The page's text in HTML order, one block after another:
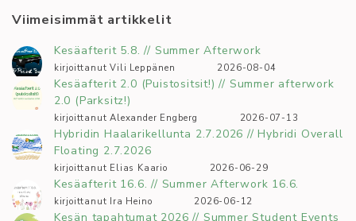
Viimeisimmät artikkelit
Kesäafterit 5.8. // Summer Afterwork
kirjoittanut Vili Leppänen 2026-08-04
Kesäafterit 2.0 (Puistositsit!) // Summer afterwork
2.0 (Parksitz!)
kirjoittanut Alexander Engberg 2026-07-13
Hybridin Haalarikellunta 2.7.2026 // Hybridi Overall
Floating 2.7.2026
kirjoittanut Elias Kaario 2026-06-29
Kesäafterit 16.6. // Summer Afterwork 16.6.
kirjoittanut Ira Heino 2026-06-12
Kesän tapahtumat 2026 // Summer Student Events